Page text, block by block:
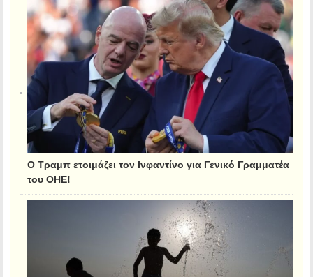
Ο Τραμπ ετοιμάζει τον Ινφαντίνο για Γενικό Γραμματέα
του ΟΗΕ!